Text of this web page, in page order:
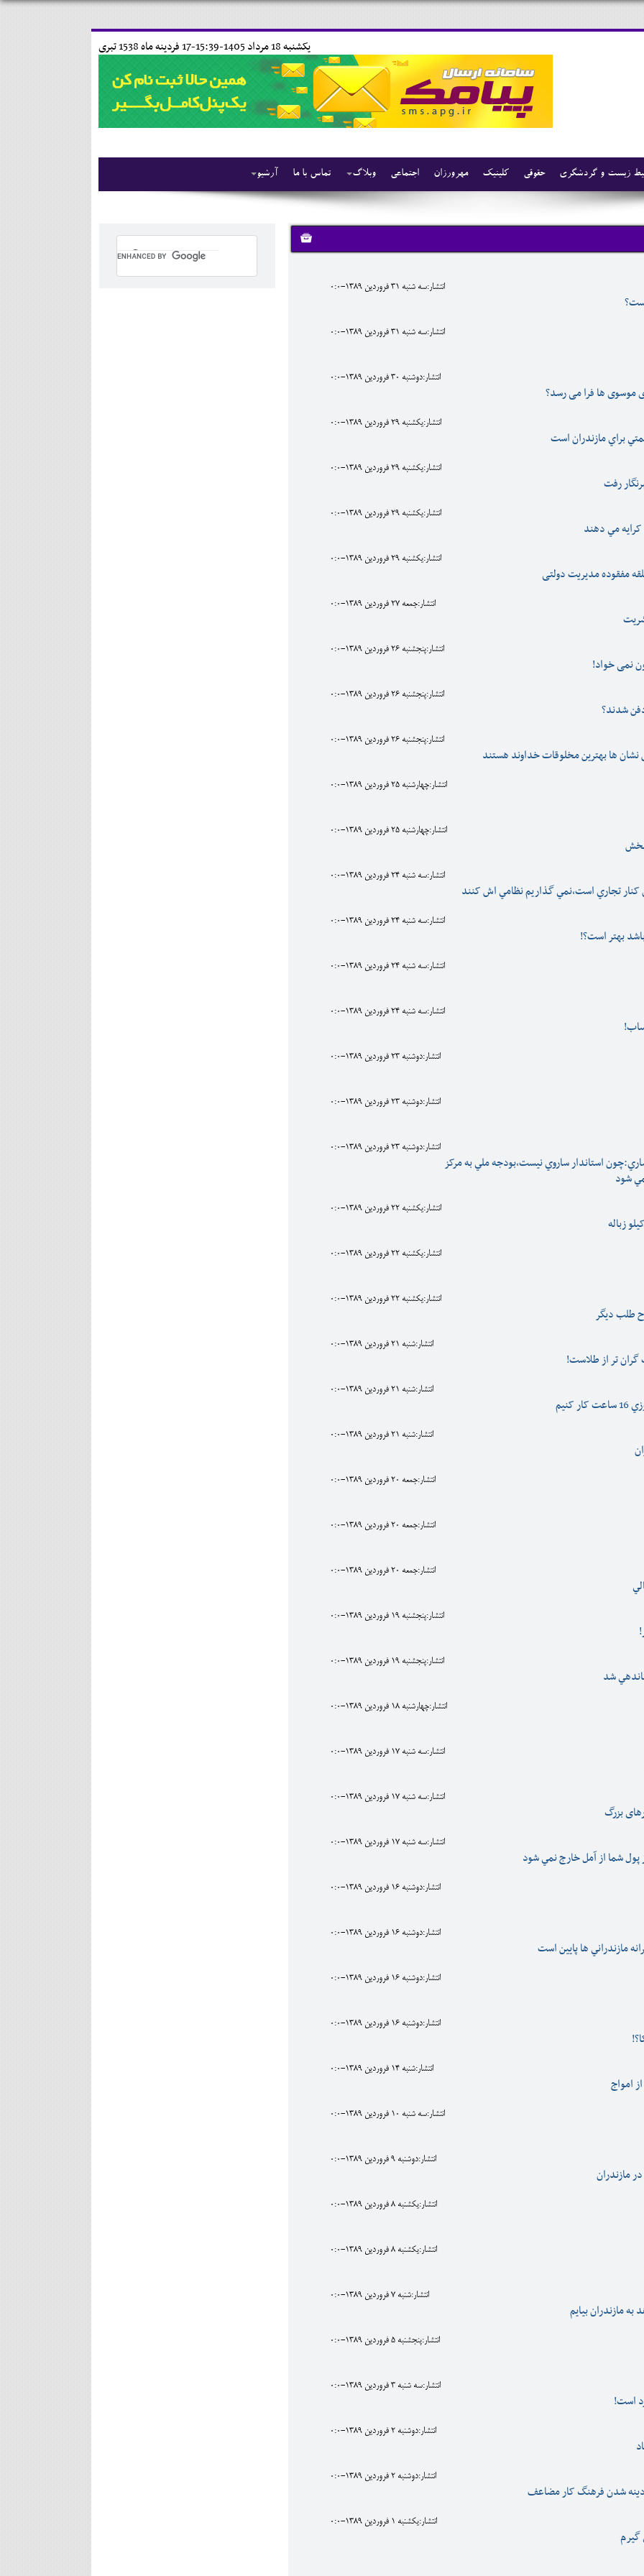
17 فردينه ماه 1538 تبری يکشنبه 18 مرداد 1405-15:39-
آرشیو تماس با ما وبلاگ اجتماعی مهرورزان کلینیک حقوقی زیست و گردشگری
انتشار:سه شنبه 31 فروردين 1389-0:0
انتشار:سه شنبه 31 فروردين 1389-0:0
انتشار:دوشنبه 30 فروردين 1389-0:0
موسوی ها فرا می رسد؟
انتشار:يکشنبه 29 فروردين 1389-0:0
براي مازندران است
انتشار:يکشنبه 29 فروردين 1389-0:0
رفت
انتشار:يکشنبه 29 فروردين 1389-0:0
کرايه مي دهند
انتشار:يکشنبه 29 فروردين 1389-0:0
مفقوده مدیریت دولتی
انتشار:جمعه 27 فروردين 1389-0:0
انتشار:پنجشنبه 26 فروردين 1389-0:0
نمی خواد!
انتشار:پنجشنبه 26 فروردين 1389-0:0
شدند؟
انتشار:پنجشنبه 26 فروردين 1389-0:0
ها بهترين مخلوقات خداوند هستند
انتشار:چهارشنبه 25 فروردين 1389-0:0
انتشار:چهارشنبه 25 فروردين 1389-0:0
انتشار:سه شنبه 24 فروردين 1389-0:0
کنار تجاري است،نمي گذاريم نظامي اش کنند
انتشار:سه شنبه 24 فروردين 1389-0:0
بهتر است؟!
انتشار:سه شنبه 24 فروردين 1389-0:0
انتشار:سه شنبه 24 فروردين 1389-0:0
انتشار:دوشنبه 23 فروردين 1389-0:0
انتشار:دوشنبه 23 فروردين 1389-0:0
انتشار:دوشنبه 23 فروردين 1389-0:0
استاندار ساروي نيست،بودجه ملي به مرکز
شود
انتشار:يکشنبه 22 فروردين 1389-0:0
زباله
انتشار:يکشنبه 22 فروردين 1389-0:0
انتشار:يکشنبه 22 فروردين 1389-0:0
طلب ديگر
انتشار:شنبه 21 فروردين 1389-0:0
گران تر از طلاست!
انتشار:شنبه 21 فروردين 1389-0:0
کنيم
انتشار:شنبه 21 فروردين 1389-0:0
انتشار:جمعه 20 فروردين 1389-0:0
انتشار:جمعه 20 فروردين 1389-0:0
انتشار:جمعه 20 فروردين 1389-0:0
انتشار:پنجشنبه 19 فروردين 1389-0:0
انتشار:پنجشنبه 19 فروردين 1389-0:0
شد
انتشار:چهارشنبه 18 فروردين 1389-0:0
انتشار:سه شنبه 17 فروردين 1389-0:0
انتشار:سه شنبه 17 فروردين 1389-0:0
بزرگ
انتشار:سه شنبه 17 فروردين 1389-0:0
پول شما از آمل خارج نمي شود
انتشار:دوشنبه 16 فروردين 1389-0:0
انتشار:دوشنبه 16 فروردين 1389-0:0
مازندراني ها پايين است
انتشار:دوشنبه 16 فروردين 1389-0:0
انتشار:دوشنبه 16 فروردين 1389-0:0
انتشار:شنبه 14 فروردين 1389-0:0
انتشار:سه شنبه 10 فروردين 1389-0:0
انتشار:دوشنبه 9 فروردين 1389-0:0
مازندران
انتشار:يکشنبه 8 فروردين 1389-0:0
انتشار:يکشنبه 8 فروردين 1389-0:0
انتشار:شنبه 7 فروردين 1389-0:0
مازندران بيايم
انتشار:پنجشنبه 5 فروردين 1389-0:0
انتشار:سه شنبه 3 فروردين 1389-0:0
است!
انتشار:دوشنبه 2 فروردين 1389-0:0
انتشار:دوشنبه 2 فروردين 1389-0:0
شدن فرهنگ کار مضاعف
انتشار:يکشنبه 1 فروردين 1389-0:0